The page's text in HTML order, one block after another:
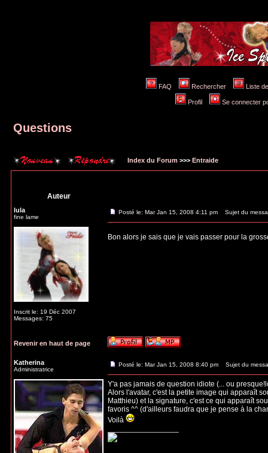
FAQ Rechercher Liste
Profil Se connecter
Questions
Index du Forum >>> Entraide
Auteur
lula
fine lame
Inscrit le: 19 Déc 2007
Messages: 75
Posté le: Mar Jan 15, 2008 4:11 pm Sujet du
Bon alors je sais que je vais passer pour la
Revenir en haut de page
Katherina
Administratrice
Posté le: Mar Jan 15, 2008 8:40 pm Sujet du
Y'a pas jamais de question idiote (... ou
Alors l'avatar, c'est la petite image qui apparaît
Matthieu) et la signature, c'est ce qui apparaît
favoris ^^ (d'ailleurs faudra que je pense à la
Voilà